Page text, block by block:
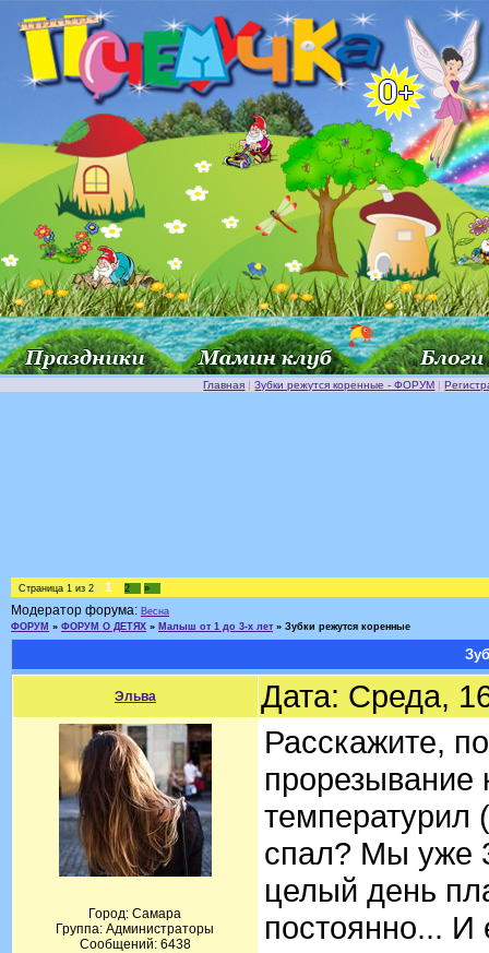
Главная |Зубки режутся коренные - ФОРУМ |
Страница 1 из 2 1 2 »
Модератор форума: Весна
ФОРУМ » ФОРУМ О ДЕТЯХ » Малыш от 1 до 3-х лет » Зубки режутся коренные
Эльва Дата: Среда,
Город: Самара
Группа: Администраторы
Сообщений: 6438
Расскажите,
прорезывание
температурил
спал? Мы уже
целый день
постоянно... И